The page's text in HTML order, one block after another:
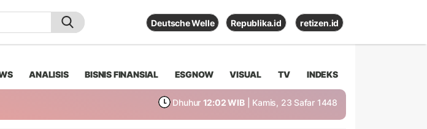
Deutsche Welle Republika.id retizen.id
ANALISIS BISNIS FINANSIAL ESGNOW VISUAL TV INDEKS
Dhuhur 12:02 WIB | Kamis, 23 Safar 1448